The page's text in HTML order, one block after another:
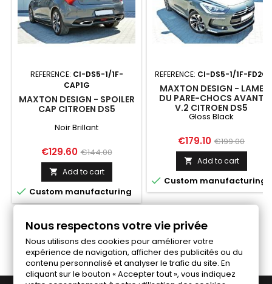
REFERENCE: CI-DS5-1/1F-
CAP1G
MAXTON DESIGN - SPOILER
CAP CITROEN DS5
Noir Brillant
Price
€129.60 Regular
price
€144.00
 Add to cart
 Custom manufacturing
REFERENCE: CI-DS5-1/1F-FD2G
MAXTON DESIGN - LAME
DU PARE-CHOCS AVANT
V.2 CITROEN DS5
Gloss Black
Price
€179.10 Regular
price
€199.00
 Add to cart
 Custom manufacturing
Follow us on Facebook
Nous respectons votre vie privée
Nous utilisons des cookies pour améliorer votre
expérience de navigation, afficher des publicités ou du
contenu personnalisé et analyser le trafic du site. En
cliquant sur le bouton « Accepter tout », vous indiquez